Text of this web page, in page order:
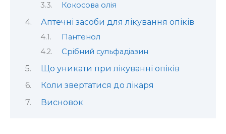
Кокосова олія
Аптечні засоби для лікування опіків
Пантенол
Срібний сульфадіазин
Що уникати при лікуванні опіків
Коли звертатися до лікаря
Висновок